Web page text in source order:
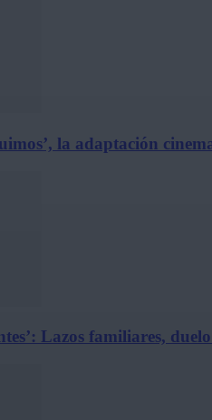
la adaptación
Lazos familiares,